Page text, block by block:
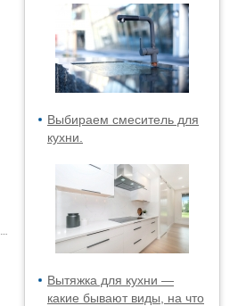
Выбираем смеситель для
кухни.
Вытяжка для кухни —
какие бывают виды, на что